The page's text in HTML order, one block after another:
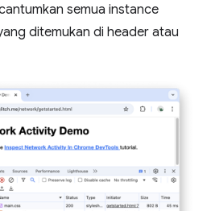
semua instance
ditemukan di header atau